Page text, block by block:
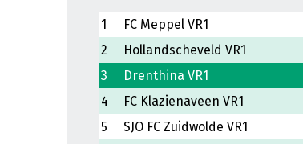
1 FC Meppel VR1
2
Hollandscheveld VR1
3
Drenthina VR1
4
FC Klazienaveen VR1
5
SJO FC Zuidwolde VR1